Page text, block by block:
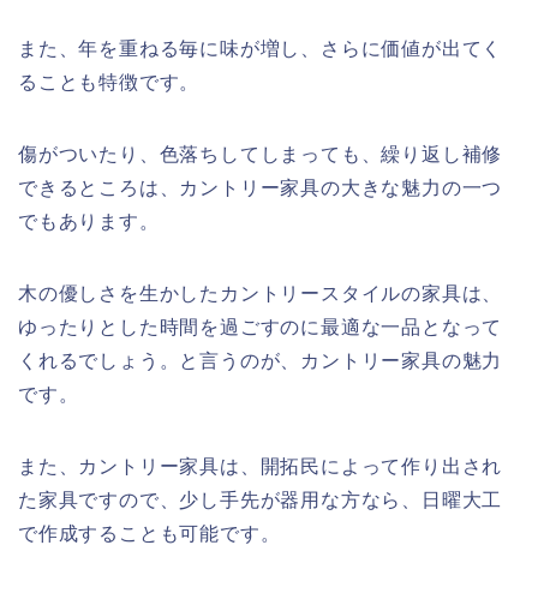
また、年を重ねる毎に味が増し、さらに価値が出てく
ることも特徴です。
傷がついたり、色落ちしてしまっても、繰り返し補修
できるところは、カントリー家具の大きな魅力の一つ
でもあります。
木の優しさを生かしたカントリースタイルの家具は、
ゆったりとした時間を過ごすのに最適な一品となって
くれるでしょう。と言うのが、カントリー家具の魅力
です。
また、カントリー家具は、開拓民によって作り出され
た家具ですので、少し手先が器用な方なら、日曜大工
で作成することも可能です。